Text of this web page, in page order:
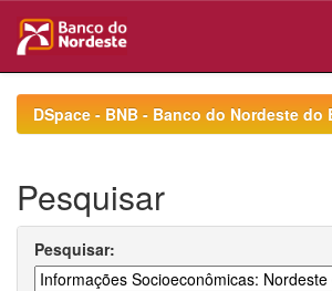
navigationDSpace - BNB - Banco do Nordeste do
Pesquisar
Pesquisar: